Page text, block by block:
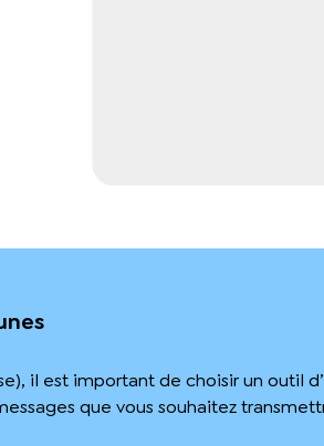
il est important de choisir un outil
que vous souhaitez